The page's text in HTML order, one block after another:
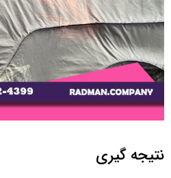
نتیجه ‌گیری